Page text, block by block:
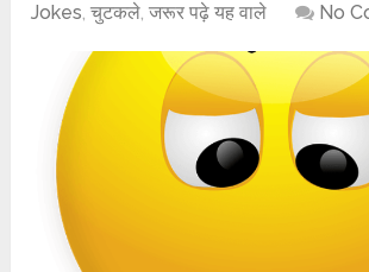
Jokes,चुटकले,जरूर पढ़े यह वाले No